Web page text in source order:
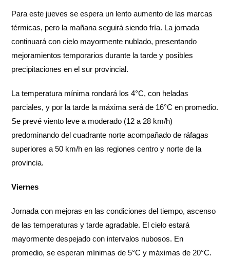
Para este jueves se espera un lento aumento de las marcas
térmicas, pero la mañana seguirá siendo fría. La jornada
continuará con cielo mayormente nublado, presentando
mejoramientos temporarios durante la tarde y posibles
precipitaciones en el sur provincial.
La temperatura mínima rondará los 4°C, con heladas
parciales, y por la tarde la máxima será de 16°C en promedio.
Se prevé viento leve a moderado (12 a 28 km/h)
predominando del cuadrante norte acompañado de ráfagas
superiores a 50 km/h en las regiones centro y norte de la
provincia.
Viernes
Jornada con mejoras en las condiciones del tiempo, ascenso
de las temperaturas y tarde agradable. El cielo estará
mayormente despejado con intervalos nubosos. En
promedio, se esperan mínimas de 5°C y máximas de 20°C.